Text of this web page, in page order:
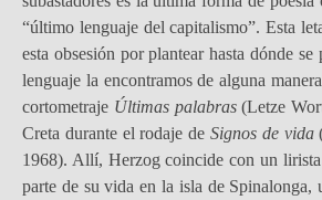
“último lenguaje del capitalismo”. Esta
esta obsesión por plantear hasta dónde se
lenguaje la encontramos de alguna
cortometraje Últimas palabras(Letze
Creta durante el rodaje deSignos de vida
1968). Allí, Herzog coincide con un
parte de su vida en la isla de Spinalonga,